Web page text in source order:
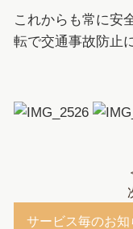
これからも常に安
転で交通事故防止
サービス毎のお知